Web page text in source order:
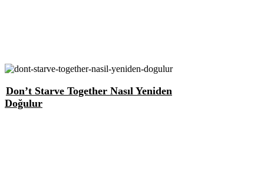
Don’t Starve Together Nasıl Yeniden
Doğulur